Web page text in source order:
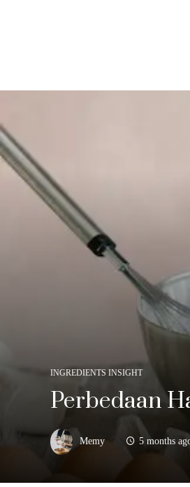
INGREDIENTS INSIGHT
Perbedaan
Memy 5 months